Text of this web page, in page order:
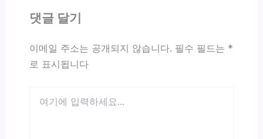
댓글 달기
이메일 주소는 공개되지 않습니다. 필수 필드는 *
로 표시됩니다